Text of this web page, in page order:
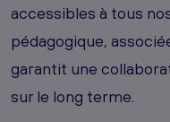
accessibles à tous
pédagogique,
garantit une
sur le long terme.